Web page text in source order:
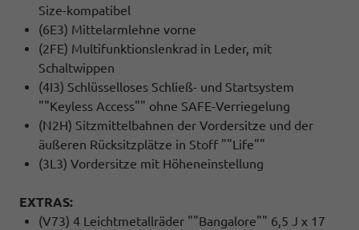
Size-kompatibel
(6E3) Mittelarmlehne vorne
(2FE) Multifunktionslenkrad in Leder, mit
Schaltwippen
(4I3) Schlüsselloses Schließ- und Startsystem
""Keyless Access"" ohne SAFE-Verriegelung
(N2H) Sitzmittelbahnen der Vordersitze und der
äußeren Rücksitzplätze in Stoff ""Life""
(3L3) Vordersitze mit Höheneinstellung
EXTRAS:
(V73) 4 Leichtmetallräder ""Bangalore"" 6,5 J x 17